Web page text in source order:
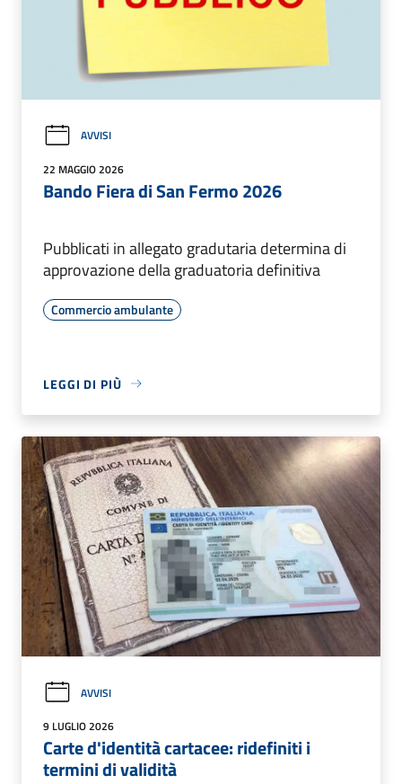
AVVISI
22 MAGGIO 2026
Bando Fiera di San Fermo 2026
Pubblicati in allegato gradutaria determina di
approvazione della graduatoria definitiva
Commercio ambulante
LEGGI DI PIÙ
AVVISI
9 LUGLIO 2026
Carte d'identità cartacee: ridefiniti i
termini di validità